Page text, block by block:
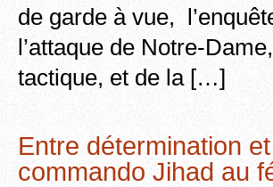
de garde à vue,
l’attaque de Notre-
tactique, et de la […]
Entre détermination
commando Jihad au